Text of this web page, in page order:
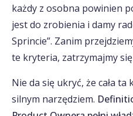
każdy z osobna powinien
jest do zrobienia i damy
Sprincie”. Zanim
te kryteria, zatrzymajmy
Nie da się ukryć, że cała
silnym narzędziem.